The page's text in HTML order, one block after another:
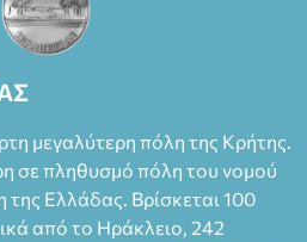
μεγαλύτερη πόλη της Κρήτης.
σε πληθυσμό πόλη του νομού
της Ελλάδας. Βρίσκεται 100
από το Ηράκλειο, 242